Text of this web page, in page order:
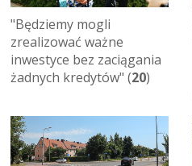
"Będziemy mogli
zrealizować ważne
inwestyce bez zaciągania
żadnych kredytów" (20)